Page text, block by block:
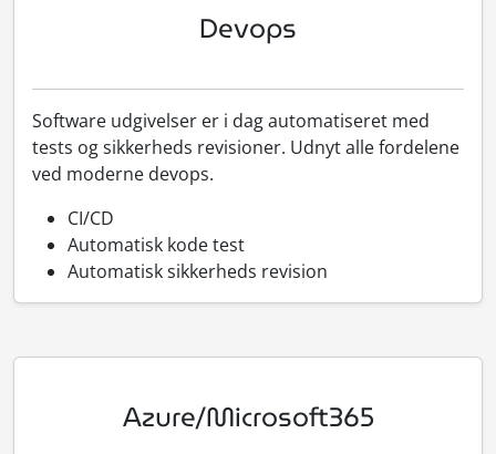
Devops
Software udgivelser er i dag automatiseret med
tests og sikkerheds revisioner. Udnyt alle fordelene
ved moderne devops.
CI/CD
Automatisk kode test
Automatisk sikkerheds revision
Azure/Microsoft365